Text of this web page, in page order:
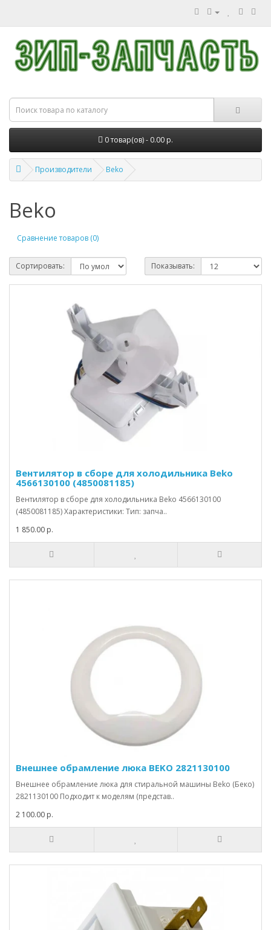
0 товар(ов) - 0.00 р.
Производители Beko
Beko
Сравнение товаров (0)
Сортировать: Показывать:
Вентилятор в сборе для холодильника Beko
4566130100 (4850081185)
Вентилятор в сборе для холодильника Beko 4566130100
(4850081185) Характеристики: Тип: запча..
1 850.00 р.
Внешнее обрамление люка BEKO 2821130100
Внешнее обрамление люка для стиральной машины Beko (Беко)
2821130100 Подходит к моделям (представ..
2 100.00 р.